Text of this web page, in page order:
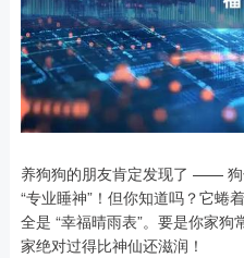
养狗狗的朋友肯定发现了 ——
“专业睡神”！但你知道吗？它蜷
全是 “幸福晴雨表”。要是你家
家绝对过得比神仙还滋润！